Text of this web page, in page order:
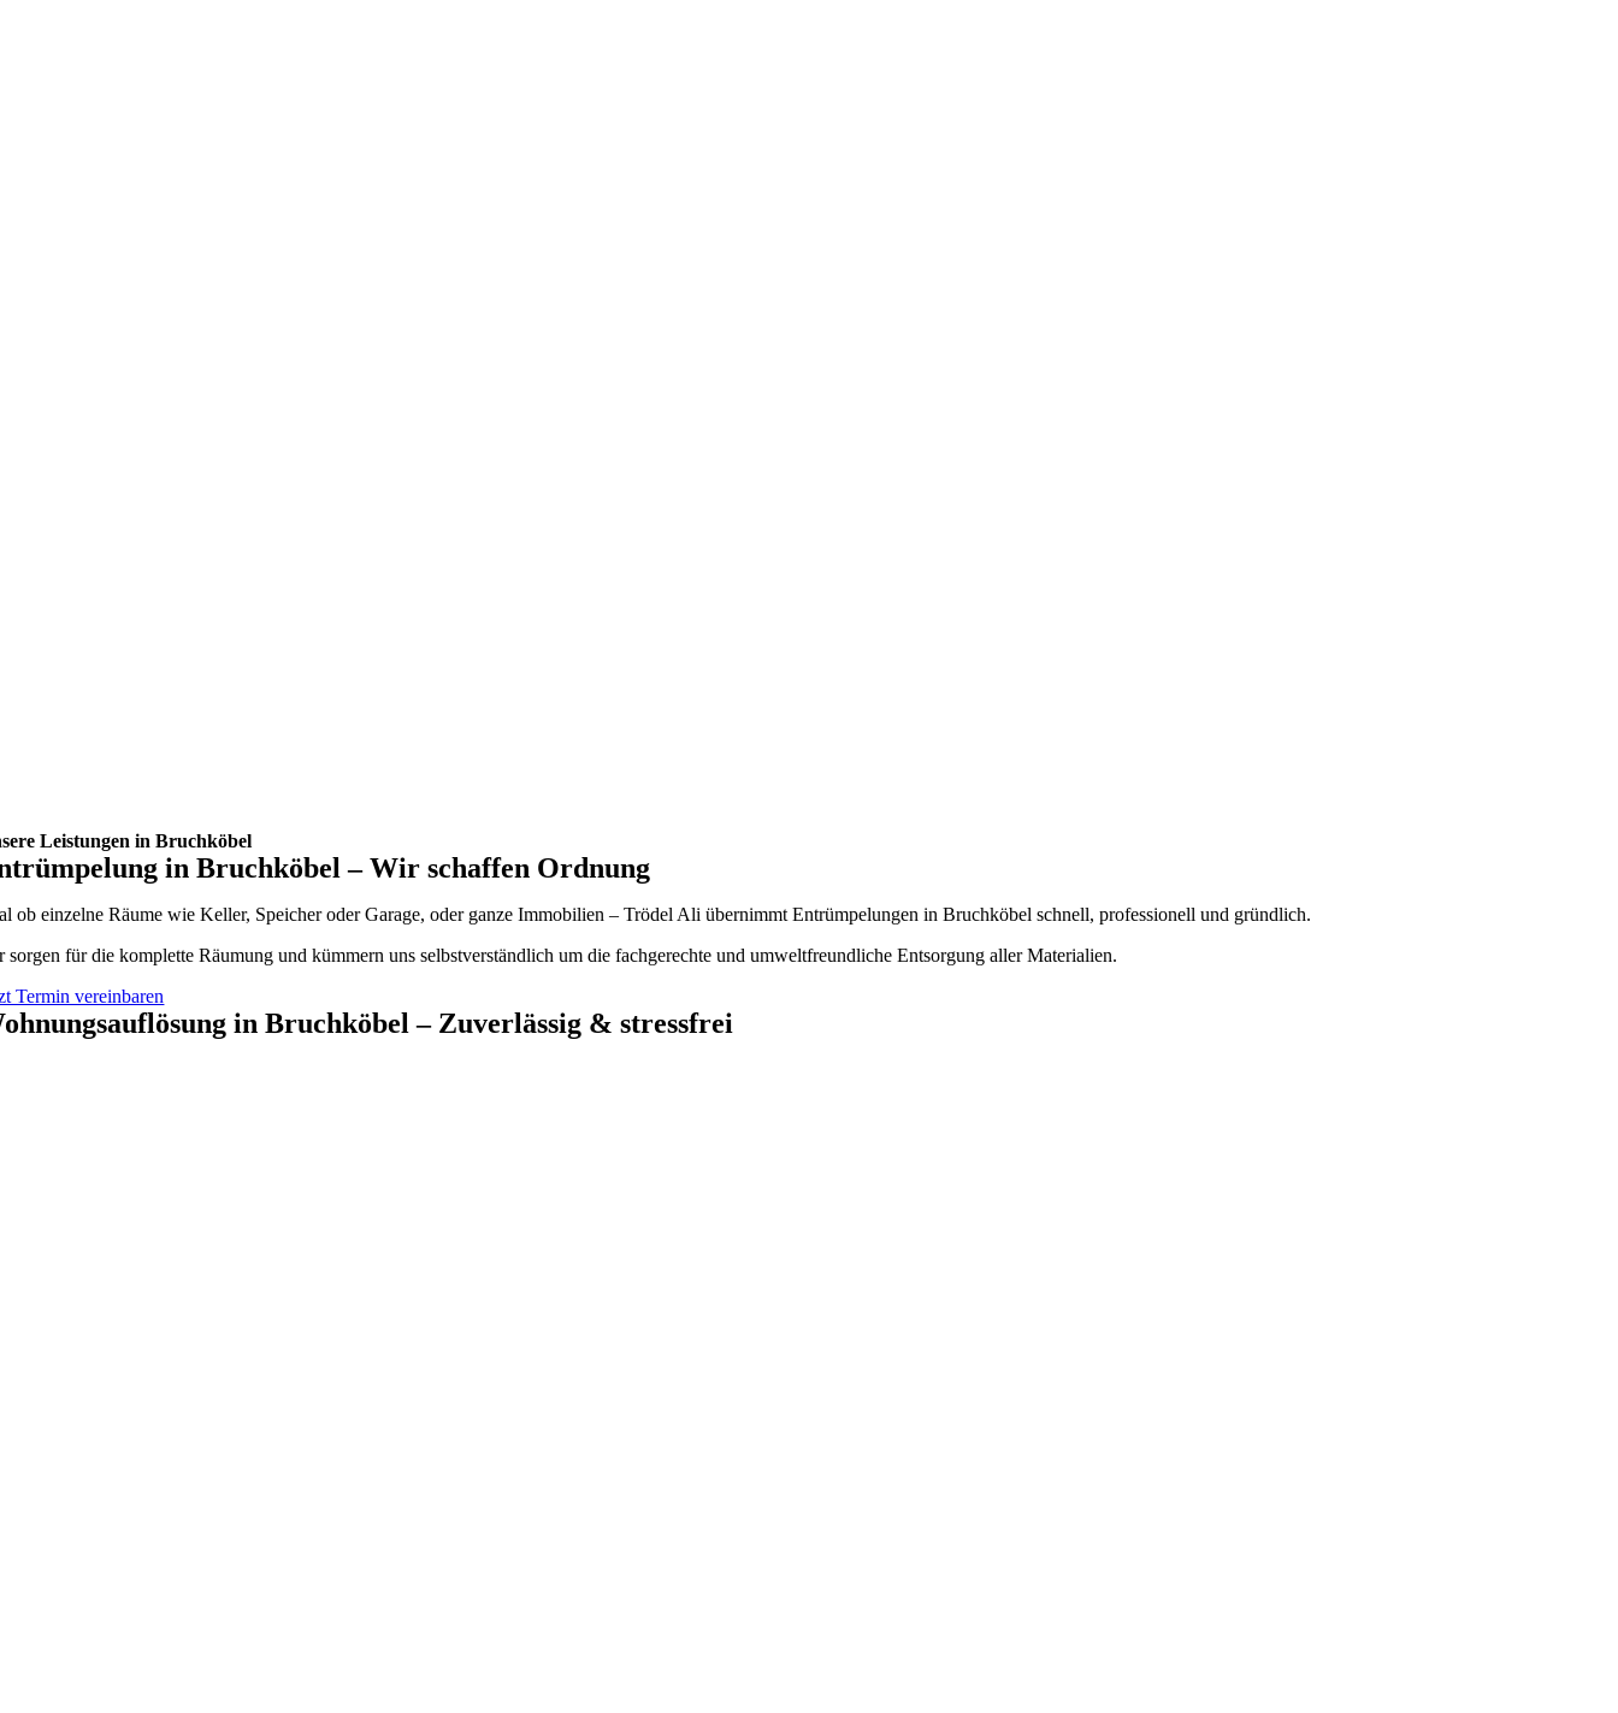
Leistungen in Bruchköbel
in Bruchköbel – Wir schaffen Ordnung
ob einzelne Räume wie Keller, Speicher oder Garage, oder ganze Immobilien – Trödel Ali übernimmt Entrümpelungen in Bruchköbel schnell, professionell und gründlich.
sorgen für die komplette Räumung und kümmern uns selbstverständlich um die fachgerechte und umweltfreundliche Entsorgung aller Materialien.
Termin vereinbaren
in Bruchköbel – Zuverlässig & stressfrei